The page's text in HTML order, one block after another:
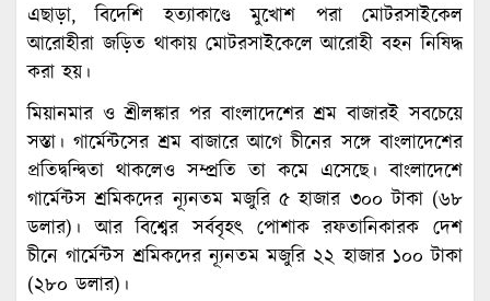
এছাড়া, বিদেশি হত্যাকাণ্ডে মুখোশ পরা মোটরসাইকেল
আরোহীরা জড়িত থাকায় মোটরসাইকেলে আরোহী বহন নিষিদ্ধ
করা হয়।
মিয়ানমার ও শ্রীলঙ্কার পর বাংলাদেশের শ্রম বাজারই সবচেয়ে
সস্তা। গার্মেন্টসের শ্রম বাজারে আগে চীনের সঙ্গে বাংলাদেশের
প্রতিদ্বন্দ্বিতা থাকলেও সম্প্রতি তা কমে এসেছে। বাংলাদেশে
গার্মেন্টস শ্রমিকদের ন্যূনতম মজুরি ৫ হাজার ৩০০ টাকা (৬৮
ডলার)। আর বিশ্বের সর্ববৃহৎ পোশাক রফতানিকারক দেশ
চীনে গার্মেন্টস শ্রমিকদের ন্যূনতম মজুরি ২২ হাজার ১০০ টাকা
(২৮০ ডলার)।